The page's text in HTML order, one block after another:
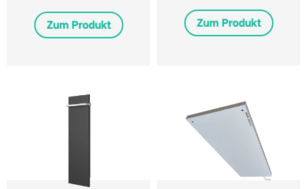
Zum Produkt Zum Produkt